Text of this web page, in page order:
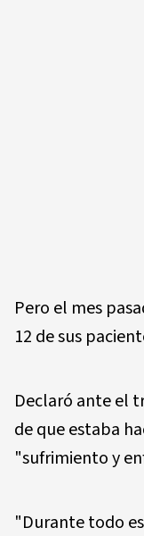
Pero el mes
12 de sus
Declaró ante el
de que estaba
"sufrimiento y
"Durante todo